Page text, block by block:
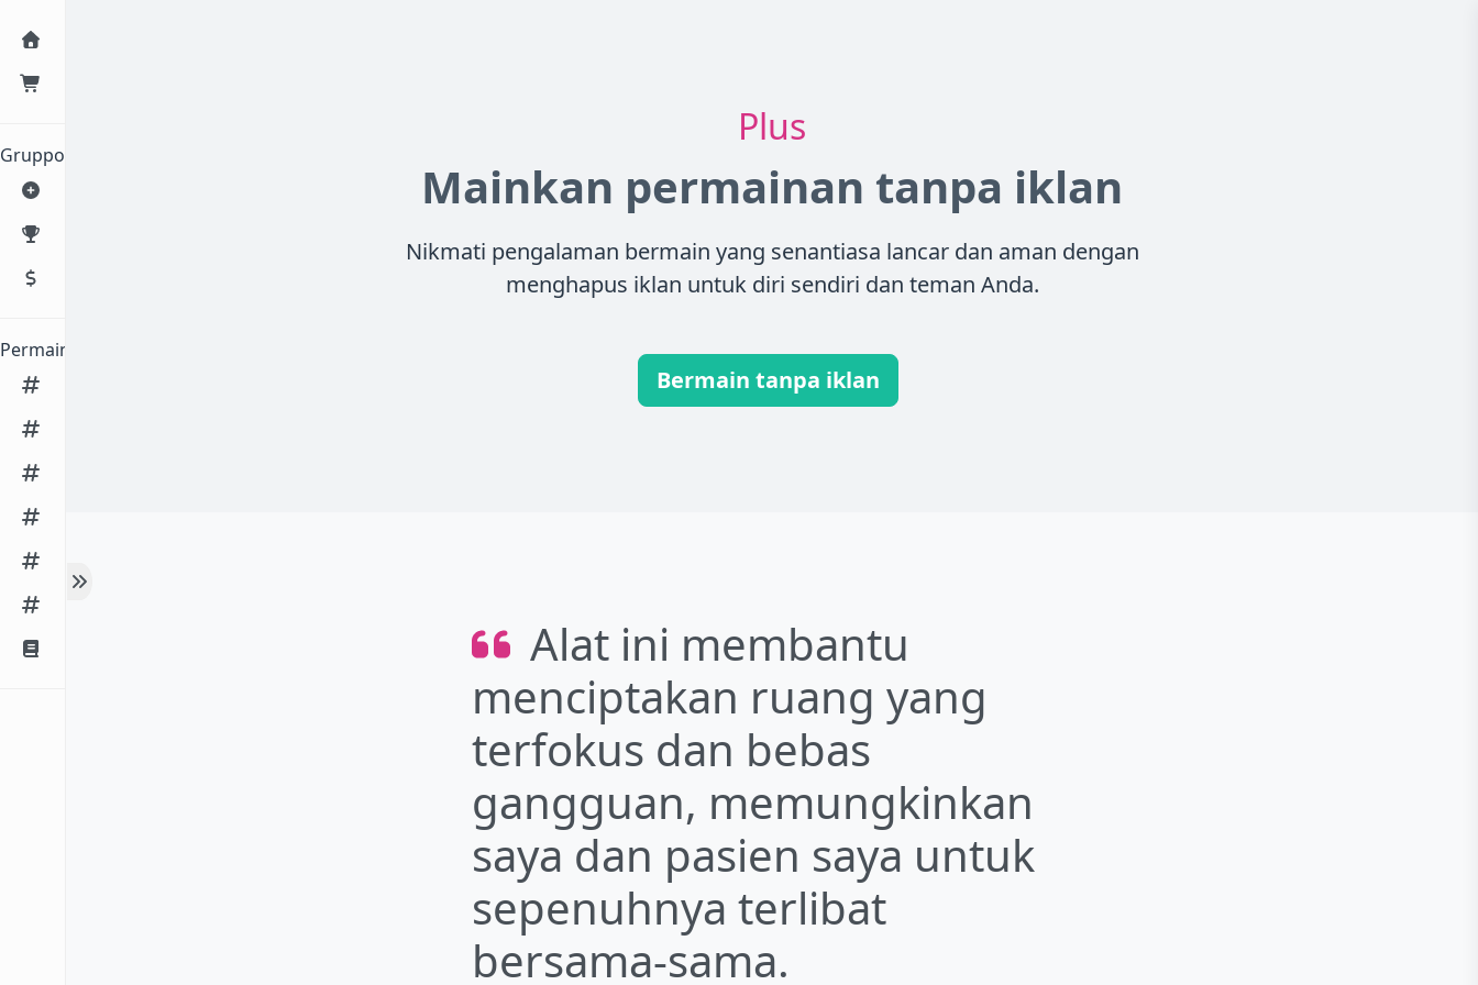
Gruppo
Permainan
Plus
Mainkan permainan tanpa iklan
Nikmati pengalaman bermain yang senantiasa lancar dan aman dengan
menghapus iklan untuk diri sendiri dan teman Anda.
Bermain tanpa iklan
Alat ini membantu
menciptakan ruang yang
terfokus dan bebas
gangguan, memungkinkan
saya dan pasien saya untuk
sepenuhnya terlibat
bersama-sama.